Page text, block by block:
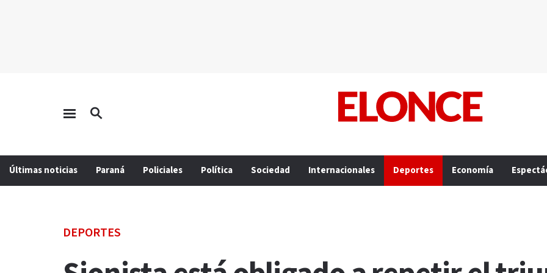
Últimas noticias Paraná Policiales Política Sociedad Internacionales Deportes Economía
DEPORTES